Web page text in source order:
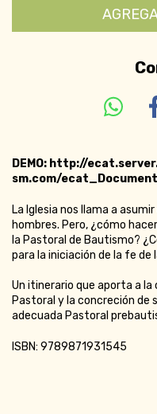
DEMO: http://
sm.com/
La Iglesia nos llama a
hombres. Pero, ¿cómo
la Pastoral de Bautismo?
para la iniciación de la fe de
Un itinerario que aporta a
Pastoral y la concreción de
adecuada Pastoral
ISBN: 9789871931545